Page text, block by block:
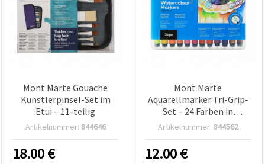
Mont Marte Gouache
Künstlerpinsel-Set im
Etui – 11-teilig
Artikelnummer: 844646
18.00€
Mont Marte
Aquarellmarker Tri-Grip-
Set – 24 Farben in
Kunststoff-
Artikelnummer: 844562
12.00€